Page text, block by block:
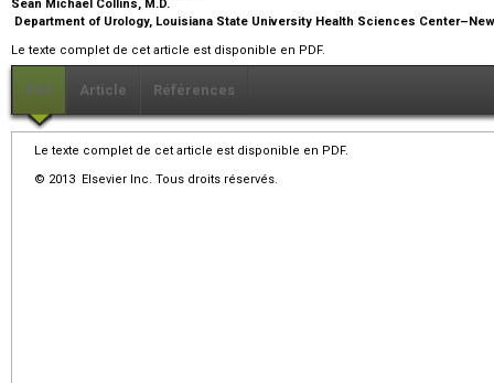
Sean Michael Collins, M.D.
Department of Urology, Louisiana State University Health Sciences
Le texte complet de cet article est disponible en PDF.
PDF Article Références
Le texte complet de cet article est disponible en PDF.
© 2013 Elsevier Inc. Tous droits réservés.